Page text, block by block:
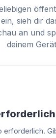
sieh dir
an und
deinem
erforderlich.